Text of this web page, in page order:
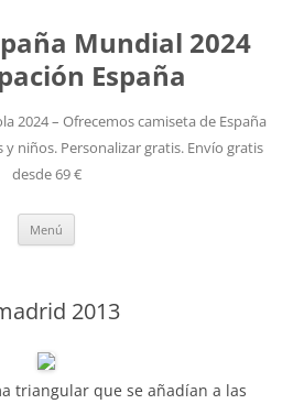
Mundial 2024
España
2024 – Ofrecemos camiseta de España
niños. Personalizar gratis. Envío gratis
desde 69 €
Menú
2013
triangular que se añadían a las